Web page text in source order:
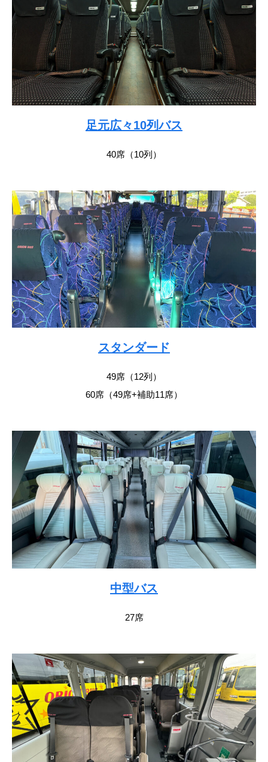
足元広々10列バス
40席（10列）
スタンダード
49席（12列）
60席（49席+補助11席）
中型バス
27席